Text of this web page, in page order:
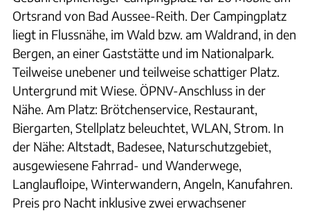
Ortsrand von Bad Aussee-Reith. Der Campingplatz
liegt in Flussnähe, im Wald bzw. am Waldrand, in den
Bergen, an einer Gaststätte und im Nationalpark.
Teilweise unebener und teilweise schattiger Platz.
Untergrund mit Wiese. ÖPNV-Anschluss in der
Nähe. Am Platz: Brötchenservice, Restaurant,
Biergarten, Stellplatz beleuchtet, WLAN, Strom. In
der Nähe: Altstadt, Badesee, Naturschutzgebiet,
ausgewiesene Fahrrad- und Wanderwege,
Langlaufloipe, Winterwandern, Angeln, Kanufahren.
Preis pro Nacht inklusive zwei erwachsener